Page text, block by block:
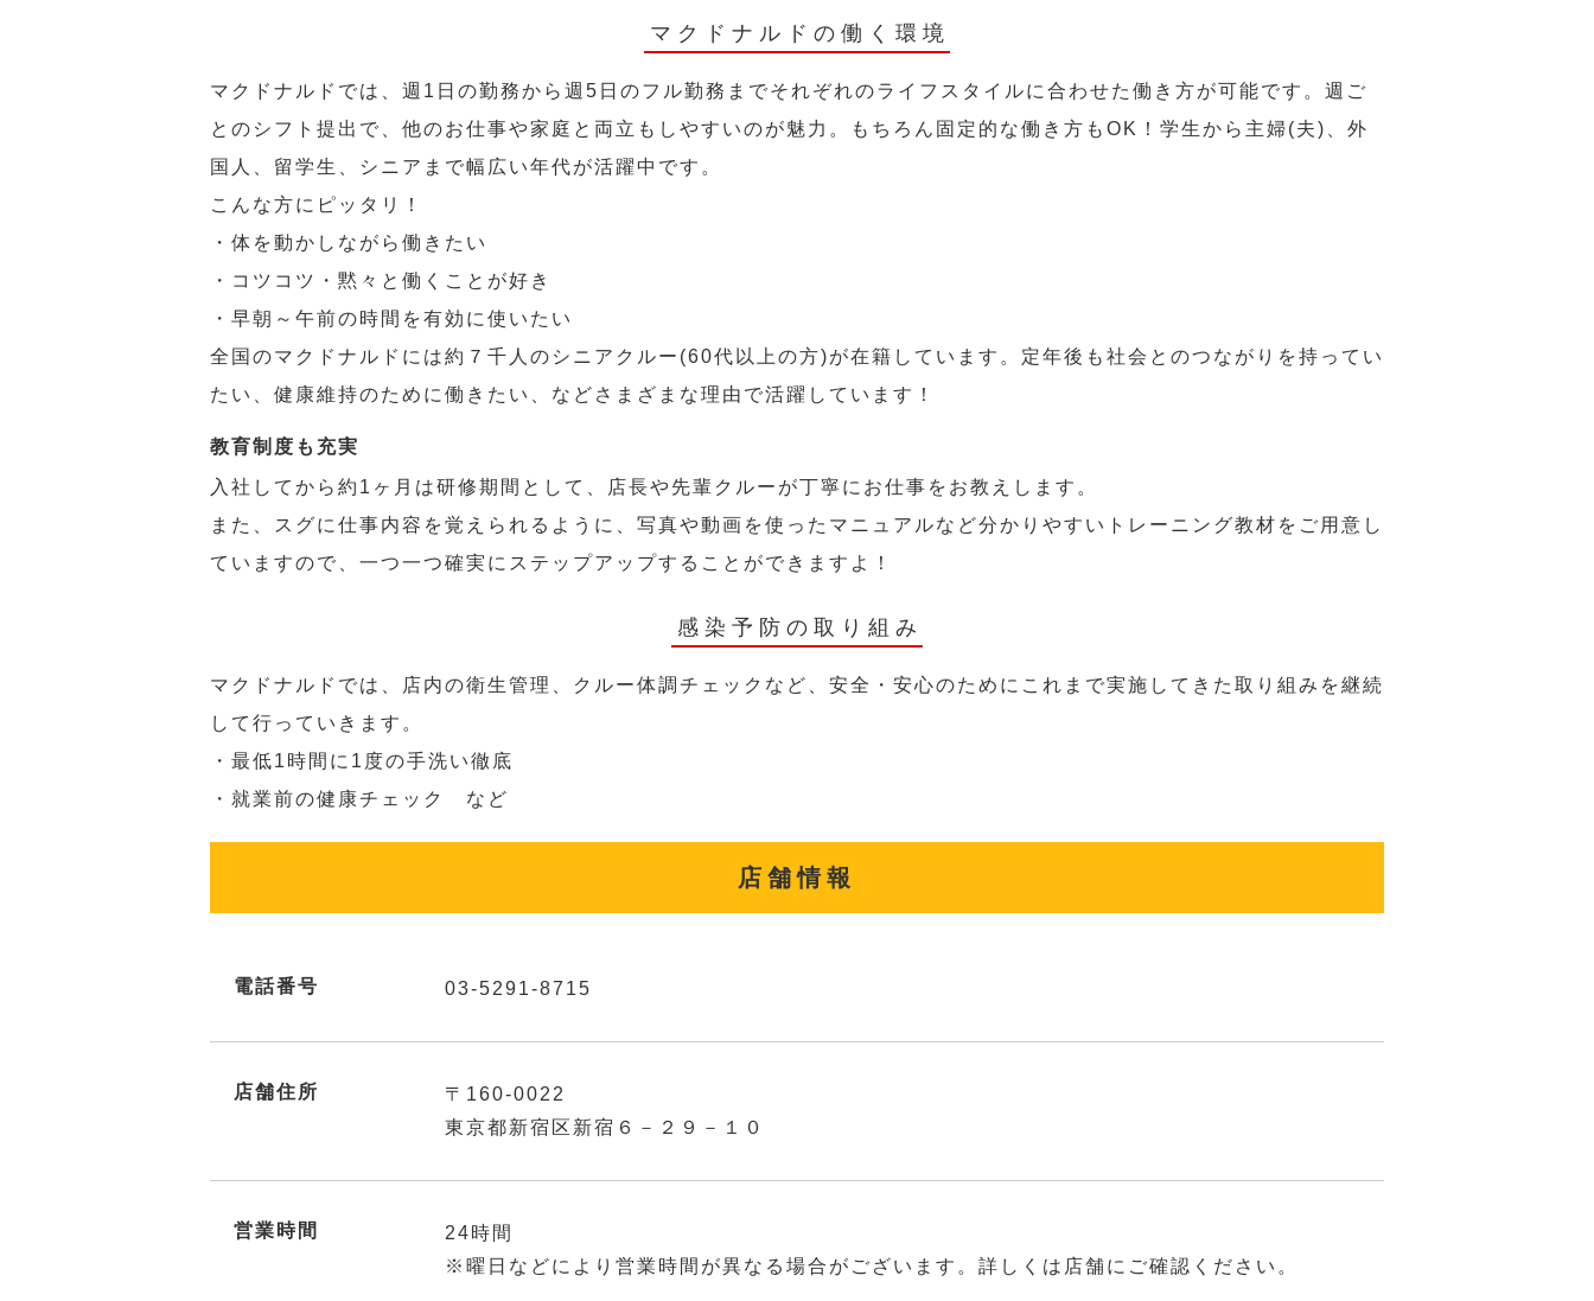
マクドナルドの働く環境
マクドナルドでは、週1日の勤務から週5日のフル勤務までそれぞれのライフスタイルに合わせた働き方が可能です。週ご
とのシフト提出で、他のお仕事や家庭と両立もしやすいのが魅力。もちろん固定的な働き方もOK！学生から主婦(夫)、外
国人、留学生、シニアまで幅広い年代が活躍中です。
こんな方にピッタリ！
・体を動かしながら働きたい
・コツコツ・黙々と働くことが好き
・早朝～午前の時間を有効に使いたい
全国のマクドナルドには約７千人のシニアクルー(60代以上の方)が在籍しています。定年後も社会とのつながりを持ってい
たい、健康維持のために働きたい、などさまざまな理由で活躍しています！
教育制度も充実
入社してから約1ヶ月は研修期間として、店長や先輩クルーが丁寧にお仕事をお教えします。
また、スグに仕事内容を覚えられるように、写真や動画を使ったマニュアルなど分かりやすいトレーニング教材をご用意し
ていますので、一つ一つ確実にステップアップすることができますよ！
感染予防の取り組み
マクドナルドでは、店内の衛生管理、クルー体調チェックなど、安全・安心のためにこれまで実施してきた取り組みを継続
して行っていきます。
・最低1時間に1度の手洗い徹底
・就業前の健康チェック など
店舗情報
電話番号 03-5291-8715
店舗住所
〒160-0022
東京都新宿区新宿６－２９－１０
営業時間
24時間
※曜日などにより営業時間が異なる場合がございます。詳しくは店舗にご確認ください。